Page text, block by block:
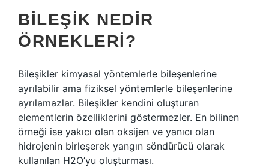
BILEŞIK NEDIR
ÖRNEKLERI?
Bileşikler kimyasal yöntemlerle bileşenlerine
ayrılabilir ama fiziksel yöntemlerle bileşenlerine
ayrılamazlar. Bileşikler kendini oluşturan
elementlerin özelliklerini göstermezler. En bilinen
örneği ise yakıcı olan oksijen ve yanıcı olan
hidrojenin birleşerek yangın söndürücü olarak
kullanılan H2O’yu oluşturması.